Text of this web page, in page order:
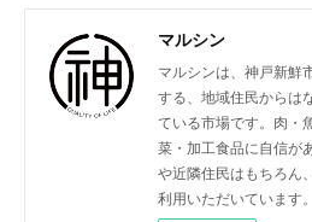
マルシン
マルシンは、神戸新鮮
する、地域住民からは
ている市場です。肉・
菜・加工食品に自信が
や近隣住民はもちろん
利用いただいています。